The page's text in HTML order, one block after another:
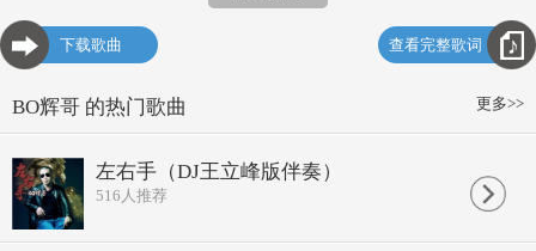
下载歌曲 查看完整歌词
更多>>
BO辉哥 的热门歌曲
左右手（DJ王立峰版伴奏）
516 人推荐